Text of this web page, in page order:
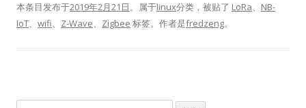
本条目发布于2019年2月21日。属于linux分类，被贴了 LoRa、 NB-
IoT、 wifi、 Z-Wave、 Zigbee 标签。 作者是fredzeng。